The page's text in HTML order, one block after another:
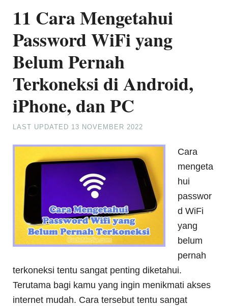
11 Cara Mengetahui
Password WiFi yang
Belum Pernah
Terkoneksi di Android,
iPhone, dan PC
LAST UPDATED 13 NOVEMBER 2022
Cara
mengeta
hui
passwor
d WiFi
yang
belum
pernah
terkoneksi tentu sangat penting diketahui.
Terutama bagi kamu yang ingin menikmati akses
internet mudah. Cara tersebut tentu sangat